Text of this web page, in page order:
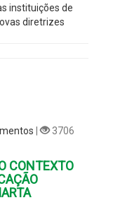
instituições de
diretrizes
|
3706
CONTEXTO